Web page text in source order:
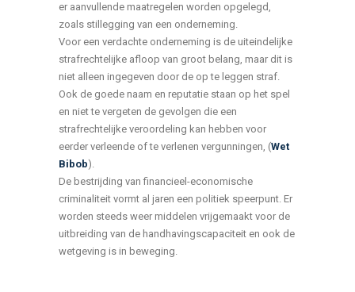
er aanvullende maatregelen worden opgelegd,
zoals stillegging van een onderneming.
Voor een verdachte onderneming is de uiteindelijke
strafrechtelijke afloop van groot belang, maar dit is
niet alleen ingegeven door de op te leggen straf.
Ook de goede naam en reputatie staan op het spel
en niet te vergeten de gevolgen die een
strafrechtelijke veroordeling kan hebben voor
eerder verleende of te verlenen vergunningen, (Wet
Bibob).
De bestrijding van financieel-economische
criminaliteit vormt al jaren een politiek speerpunt. Er
worden steeds weer middelen vrijgemaakt voor de
uitbreiding van de handhavingscapaciteit en ook de
wetgeving is in beweging.